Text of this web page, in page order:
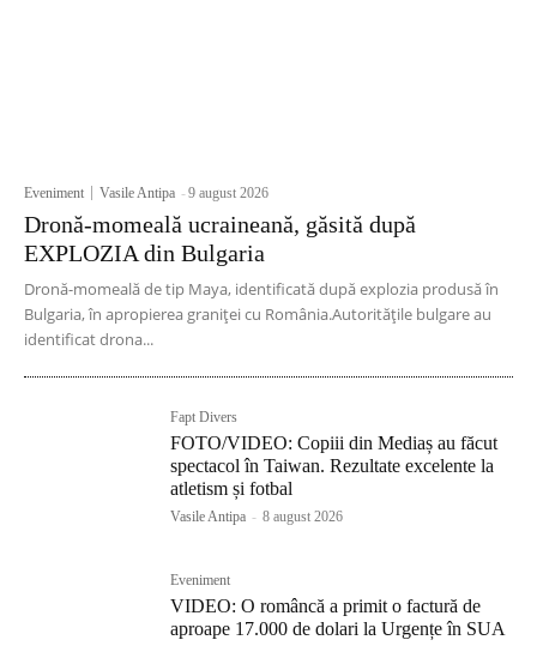
Eveniment Vasile Antipa -9 august 2026
Dronă-momeală ucraineană, găsită după
EXPLOZIA din Bulgaria
Dronă-momeală de tip Maya, identificată după explozia produsă în
Bulgaria, în apropierea graniței cu România.Autoritățile bulgare au
identificat drona...
Fapt Divers
FOTO/VIDEO: Copiii din Mediaș au făcut
spectacol în Taiwan. Rezultate excelente la
atletism și fotbal
Vasile Antipa - 8 august 2026
Eveniment
VIDEO: O româncă a primit o factură de
aproape 17.000 de dolari la Urgențe în SUA